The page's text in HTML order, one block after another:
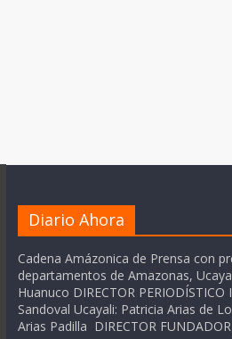
Diario Ahora
Cadena Amázonica de Prensa con
departamentos de Amazonas,
Huanuco DIRECTOR PERIODÍSTICO
Sandoval Ucayali: Patricia Arias de
Arias Padilla DIRECTOR